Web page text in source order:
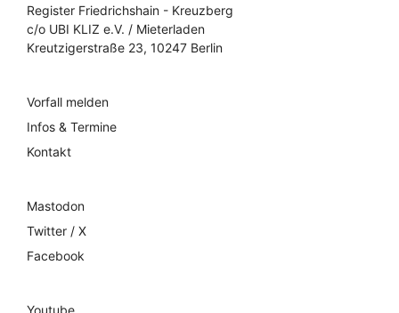
Register Friedrichshain - Kreuzberg
c/o UBI KLIZ e.V. / Mieterladen
Kreutzigerstraße 23, 10247 Berlin
Vorfall melden
Infos & Termine
Kontakt
Mastodon
Twitter / X
Facebook
Youtube